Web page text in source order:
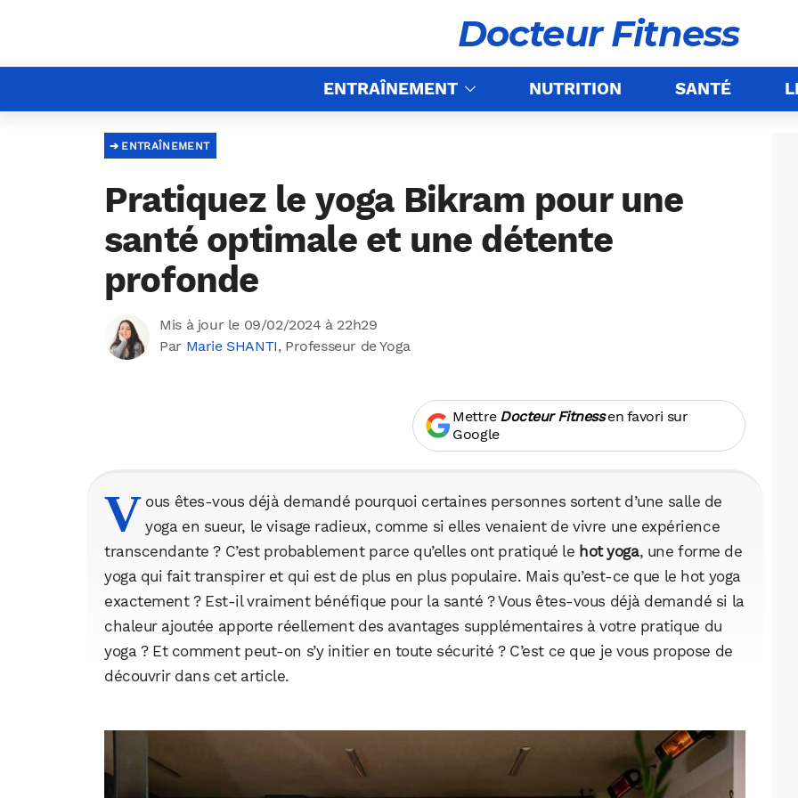
Docteur Fitness
ENTRAÎNEMENT NUTRITION SANTÉ
ENTRAÎNEMENT
Pratiquez le yoga Bikram pour une
santé optimale et une détente
profonde
Mis à jour le 09/02/2024 à 22h29
Par Marie SHANTI, Professeur de Yoga
Mettre Docteur Fitnessen favori sur
Google
V ous êtes-vous déjà demandé pourquoi certaines personnes sortent d’une salle de
yoga en sueur, le visage radieux, comme si elles venaient de vivre une expérience
transcendante ? C’est probablement parce qu’elles ont pratiqué le hot yoga, une forme de
yoga qui fait transpirer et qui est de plus en plus populaire. Mais qu’est-ce que le hot yoga
exactement ? Est-il vraiment bénéfique pour la santé ? Vous êtes-vous déjà demandé si la
chaleur ajoutée apporte réellement des avantages supplémentaires à votre pratique du
yoga ? Et comment peut-on s’y initier en toute sécurité ? C’est ce que je vous propose de
découvrir dans cet article.